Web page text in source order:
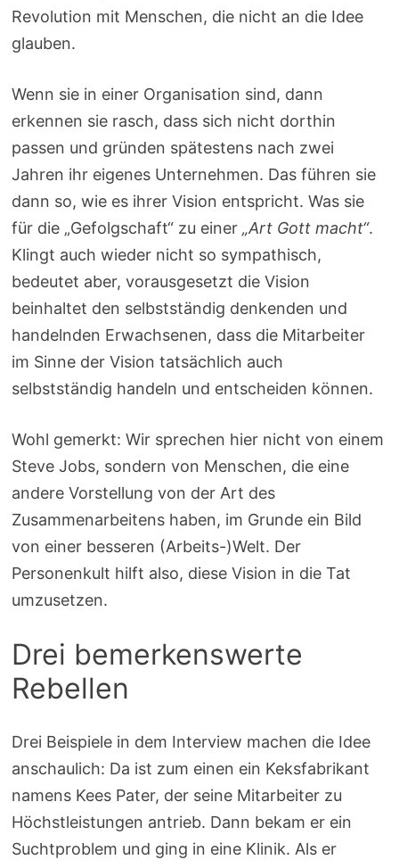
Revolution mit Menschen, die nicht an die Idee
glauben.
Wenn sie in einer Organisation sind, dann
erkennen sie rasch, dass sich nicht dorthin
passen und gründen spätestens nach zwei
Jahren ihr eigenes Unternehmen. Das führen sie
dann so, wie es ihrer Vision entspricht. Was sie
für die „Gefolgschaft“ zu einer„Art Gott macht“.
Klingt auch wieder nicht so sympathisch,
bedeutet aber, vorausgesetzt die Vision
beinhaltet den selbstständig denkenden und
handelnden Erwachsenen, dass die Mitarbeiter
im Sinne der Vision tatsächlich auch
selbstständig handeln und entscheiden können.
Wohl gemerkt: Wir sprechen hier nicht von einem
Steve Jobs, sondern von Menschen, die eine
andere Vorstellung von der Art des
Zusammenarbeitens haben, im Grunde ein Bild
von einer besseren (Arbeits-)Welt. Der
Personenkult hilft also, diese Vision in die Tat
umzusetzen.
Drei bemerkenswerte
Rebellen
Drei Beispiele in dem Interview machen die Idee
anschaulich: Da ist zum einen ein Keksfabrikant
namens Kees Pater, der seine Mitarbeiter zu
Höchstleistungen antrieb. Dann bekam er ein
Suchtproblem und ging in eine Klinik. Als er